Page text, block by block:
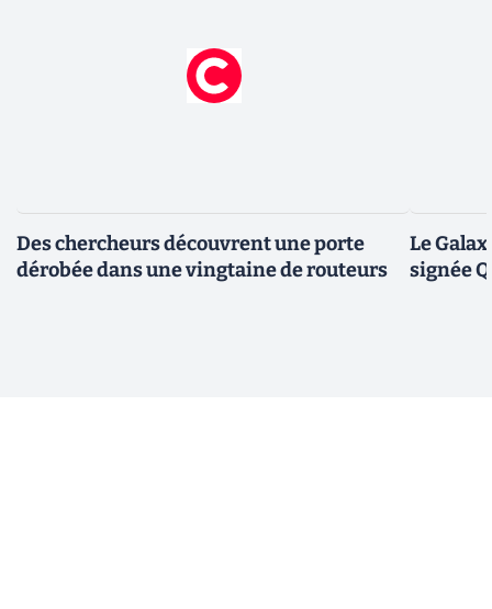
Des chercheurs découvrent une porte
dérobée dans une vingtaine de routeurs
Le
signée